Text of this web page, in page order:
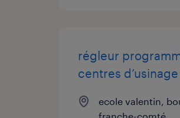
régleur
centres
ecole valentin,